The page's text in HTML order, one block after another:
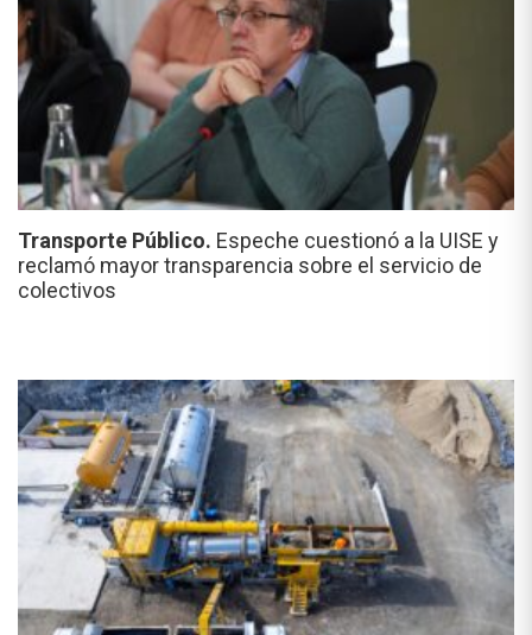
Transporte Público. Espeche cuestionó a la UISE y
reclamó mayor transparencia sobre el servicio de
colectivos